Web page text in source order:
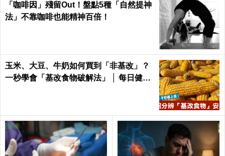
「咖啡因」殘留Out！盤點5種「自然提神
法」不靠咖啡也能精神百倍！
玉米、大豆、牛奶如何買到「非基改」？
一秒學會「基改食物破解法」 │ 每日健康